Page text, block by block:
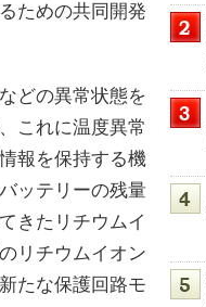
ための共同開発
どの異常状態を
これに温度異常
報を保持する機
ッテリーの残量
きたリチウムイ
リチウムイオン
たな保護回路モ